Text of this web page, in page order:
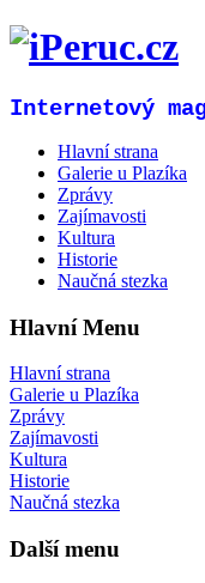
Internetový
Hlavní strana
Galerie u Plazíka
Zprávy
Zajímavosti
Kultura
Historie
Naučná stezka
Hlavní Menu
Hlavní strana
Galerie u Plazíka
Zprávy
Zajímavosti
Kultura
Historie
Naučná stezka
Další menu